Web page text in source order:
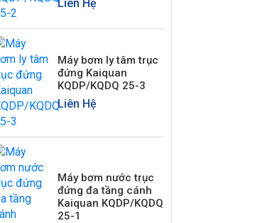
Liên Hệ
Máy bơm ly tâm trục
đứng Kaiquan
KQDP/KQDQ 25-3
Liên Hệ
Máy bơm nước trục
đứng đa tầng cánh
Kaiquan KQDP/KQDQ
25-1